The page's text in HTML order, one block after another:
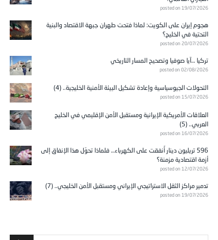
posted on 19/07/2026
هجوم إيران على الكويت: لماذا فتحت طهران جبهة الاقتصاد والبنية
التحتية في الخليج؟
posted on 20/07/2026
تركيا …آيا صوفيا وتصحيح المسار التاريخي
posted on 02/08/2026
التحولات الجيوسياسية وإعادة تشكيل البيئة الأمنية الخليجية.. (4)
posted on 15/07/2026
العلاقات الأمريكية الإيرانية ومستقبل الأمن الإقليمي في الخليج
العربي.. (5)
posted on 16/07/2026
596 تريليون دينار أُنفقت على الكهرباء… فلماذا تحوّل هذا الإنفاق إلى
أزمة اقتصادية مزمنة؟
posted on 12/07/2026
تدمير مراكز الثقل الاستراتيجي الإيراني ومستقبل الأمن الخليجي.. (7)
posted on 19/07/2026